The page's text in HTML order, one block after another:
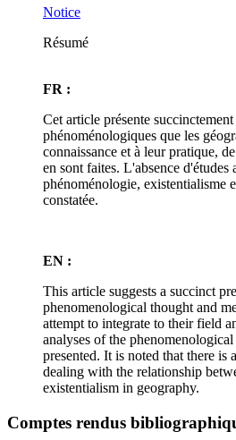
Notice
Résumé
FR :
Cet article présente
phénoménologiques que les
connaissance et à leur pratique,
en sont faites. L'absence
phénoménologie, existentialisme
constatée.
EN :
This article suggests a succinct
phenomenological thought and
attempt to integrate to their field
analyses of the
presented. It is noted that there is
dealing with the relationship
existentialism in geography.
Comptes rendus